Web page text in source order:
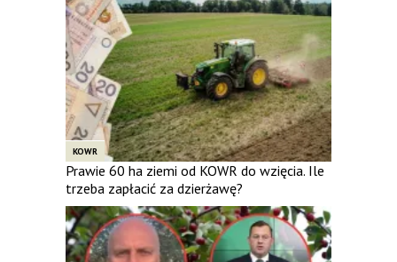
KOWR
Prawie 60 ha ziemi od KOWR do wzięcia. Ile
trzeba zapłacić za dzierżawę?